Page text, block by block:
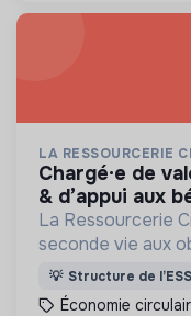
LA RESSOURCERIE
chargé·e de valorisation textile, d’accueil
& d’appui aux
La Ressourcerie
seconde vie aux
et collectés en
autre mode de
💡 Structure de l’ESS
Économie